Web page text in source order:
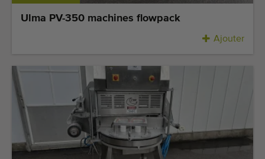
Ulma PV-350 machines flowpack
Ajouter